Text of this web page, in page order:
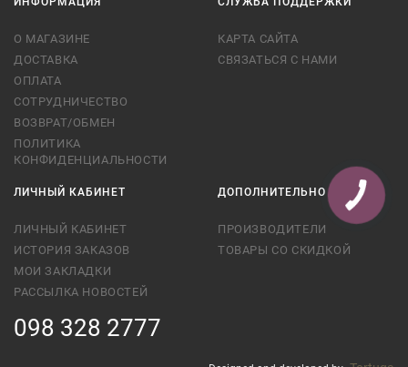
О МАГАЗИНЕ
ДОСТАВКА
ОПЛАТА
СОТРУДНИЧЕСТВО
ВОЗВРАТ/ОБМЕН
ПОЛИТИКА
КОНФИДЕНЦИАЛЬНОСТИ
КАРТА САЙТА
СВЯЗАТЬСЯ С НАМИ
ЛИЧНЫЙ КАБИНЕТ
ЛИЧНЫЙ КАБИНЕТ
ИСТОРИЯ ЗАКАЗОВ
МОИ ЗАКЛАДКИ
РАССЫЛКА НОВОСТЕЙ
ДОПОЛНИТЕЛЬНО
ПРОИЗВОДИТЕЛИ
ТОВАРЫ СО СКИДКОЙ
098 328 2777
КНОПКА
СВЯЗИ